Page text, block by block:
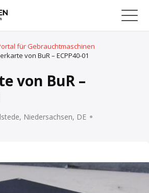
für Gebrauchtmaschinen
von BuR – ECPP40-01
von BuR –
Niedersachsen, DE